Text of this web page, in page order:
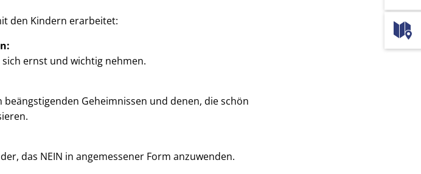
den Kindern erarbeitet:
ernst und wichtig nehmen.
Geheimnissen und denen, die schön
das NEIN in angemessener Form anzuwenden.